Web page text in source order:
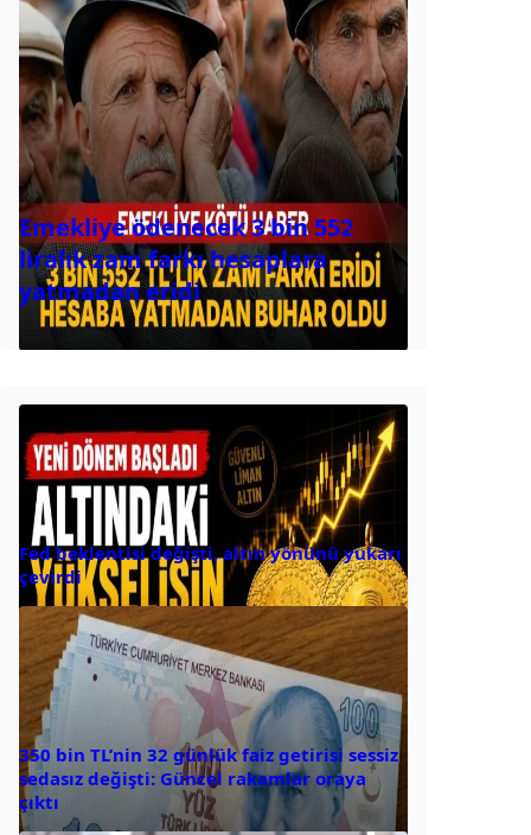
Emekliye ödenecek 3 bin 552
liralık zam farkı hesaplara
yatmadan eridi
Fed beklentisi değişti, altın yönünü yukarı
çevirdi
350 bin TL’nin 32 günlük faiz getirisi sessiz
sedasız değişti: Güncel rakamlar oraya
çıktı